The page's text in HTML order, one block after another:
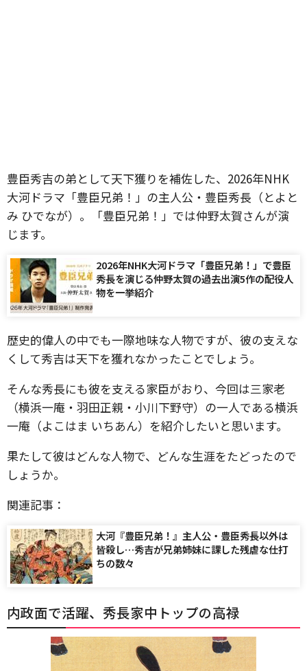
豊臣秀吉の弟として天下獲りを補佐した、2026年NHK
大河ドラマ「豊臣兄弟！」の主人公・豊臣秀長（とよと
み ひでなが）。「豊臣兄弟！」では仲野太賀さんが演
じます。
2026年NHK大河ドラマ「豊臣兄弟！」で豊臣
秀長を演じる仲野太賀の過去出演5作の配役人
物を一挙紹介
歴史的偉人の中でも一際地味な人物ですが、彼の支えな
くして秀吉は天下を獲れなかったことでしょう。
そんな秀長にも彼を支える家臣がおり、今回は三家老
（横浜一庵・羽田正親・小川下野守）の一人である横浜
一庵（よこはま いちあん）を紹介したいと思います。
果たして彼はどんな人物で、どんな生涯をたどったので
しょうか。
関連記事：
大河『豊臣兄弟！』主人公・豊臣秀長以外は
皆殺し…秀吉が兄弟姉妹に課した残虐な仕打
ちの数々
内政面で活躍、秀長家中トップの高禄